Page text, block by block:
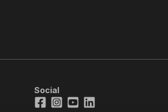
Social
Facebook
Instagram
YoutubeLinkedIn